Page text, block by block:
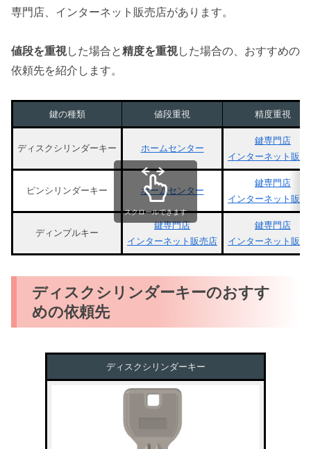
専門店、インターネット販売店があります。
値段を重視した場合と精度を重視した場合の、おすすめの
依頼先を紹介します。
鍵の種類 値段重視 精度重視
ディスクシリンダーキー ホームセンター
鍵専門店
インターネット販売
ピンシリンダーキー ホームセンター
鍵専門店
インターネット販売
ディンプルキー
鍵専門店
インターネット販売店
鍵専門店
インターネット販売
スクロールできます
ディスクシリンダーキーのおすす
めの依頼先
ディスクシリンダーキー